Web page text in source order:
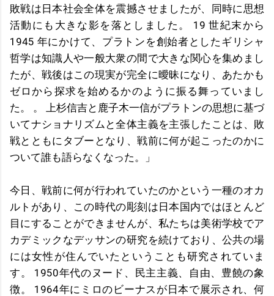
敗戦は日本社会全体を震撼させましたが、同時に思想
活動にも大きな影を落としました。 19 世紀末から
1945 年にかけて、プラトンを創始者としたギリシャ
哲学は知識人や一般大衆の間で大きな関心を集めまし
たが、戦後はこの現実が完全に曖昧になり、あたかも
ゼロから探求を始めるかのように振る舞っていまし
た。 。 上杉信吉と鹿子木一信がプラトンの思想に基づ
いてナショナリズムと全体主義を主張したことは、敗
戦とともにタブーとなり、戦前に何が起こったのかに
ついて誰も語らなくなった。」
今日、戦前に何が行われていたのかという一種のオカ
ルトがあり、この時代の彫刻は日本国内ではほとんど
目にすることができませんが、私たちは美術学校でア
カデミックなデッサンの研究を続けており、公共の場
には女性が住んでいたということも研究されていま
す。 1950年代のヌード、民主主義、自由、豊饒の象
徴。 1964年にミロのビーナスが日本で展示され、何